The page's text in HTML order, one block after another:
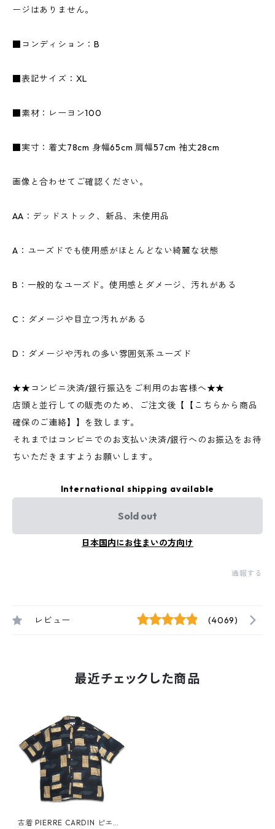
ージはありません。
■コンディション：B
■表記サイズ：XL
■素材：レーヨン100
■実寸：着丈78cm 身幅65cm 肩幅57cm 袖丈28cm
画像と合わせてご確認ください。
AA：デッドストック、新品、未使用品
A：ユーズドでも使用感がほとんどない綺麗な状態
B：一般的なユーズド。使用感とダメージ、汚れがある
C：ダメージや目立つ汚れがある
D：ダメージや汚れの多い雰囲気系ユーズド
★★コンビニ決済/銀行振込をご利用のお客様へ★★
店頭と並行しての販売のため、ご注文後【【こちらから商品
確保のご連絡】】を致します。
それまではコンビニでのお支払い決済/銀行へのお振込をお待
ちいただきますようお願いします。
International shipping available
Sold out
日本国内にお住まいの方向け
通報する
レビュー (4069)
最近チェックした商品
古着 PIERRE CARDIN ピエー